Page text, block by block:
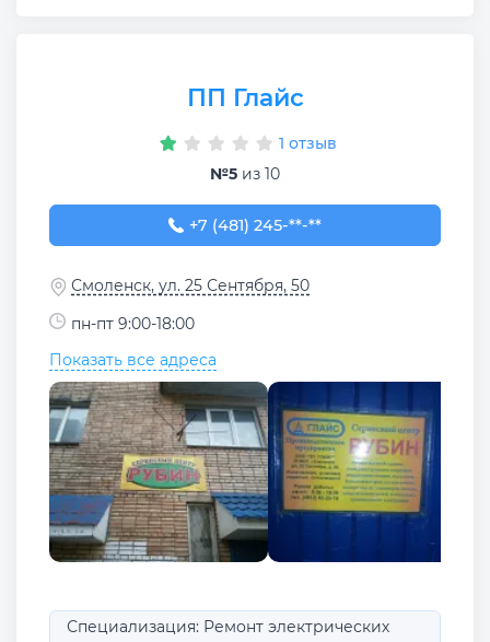
ПП Глайс
1 отзыв
№5 из 10
+7 (481) 245-05-13
+7 (481) 245-**-**
Смоленск, ул. 25 Сентября, 50
пн-пт 9:00-18:00
Показать все адреса
Специализация: Ремонт электрических